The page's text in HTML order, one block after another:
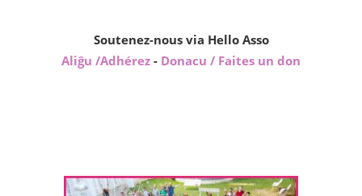
Soutenez-nous via Hello Asso
Aliĝu /Adhérez - Donacu / Faites un don